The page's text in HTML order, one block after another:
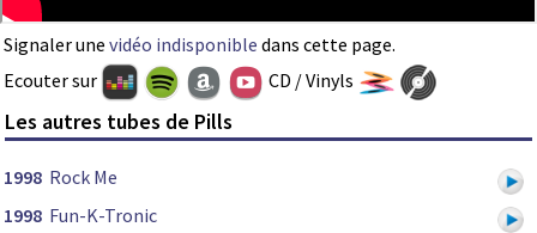
Signaler une vidéo indisponible dans cette page.
Ecouter sur
CD / Vinyls
Les autres tubes de Pills
1998 Rock Me
1998 Fun-K-Tronic